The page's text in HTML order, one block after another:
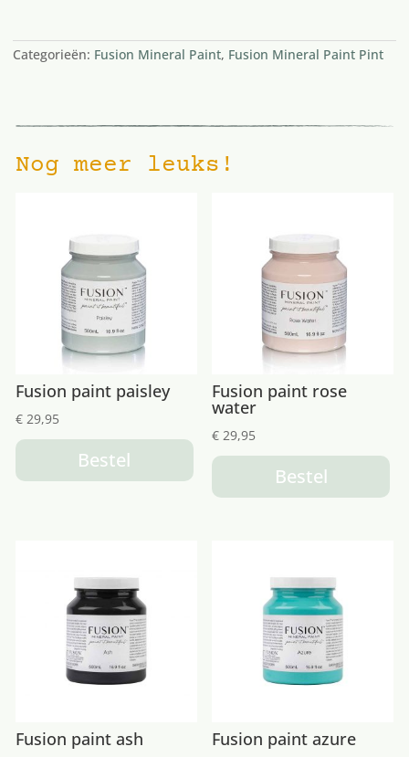
Categorieën: Fusion Mineral Paint, Fusion Mineral Paint Pint
Nog meer leuks!
Fusion paint paisley
€29,95
Bestel
Fusion paint rose
water
€ 29,95
Bestel
Fusion paint ash Fusion paint azure